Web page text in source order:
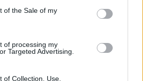
of the Sale of my
of processing my
Targeted Advertising.
of Collection, Use,
еден од најблиските
претседател. Тој
за реконструкција на
дека целосната
на Хамас е неопходна за
„мирот е различен вид